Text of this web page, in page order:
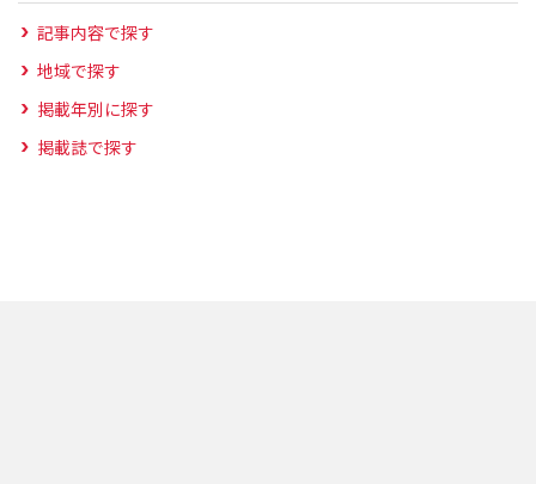
記事内容で探す
地域で探す
掲載年別に探す
掲載誌で探す